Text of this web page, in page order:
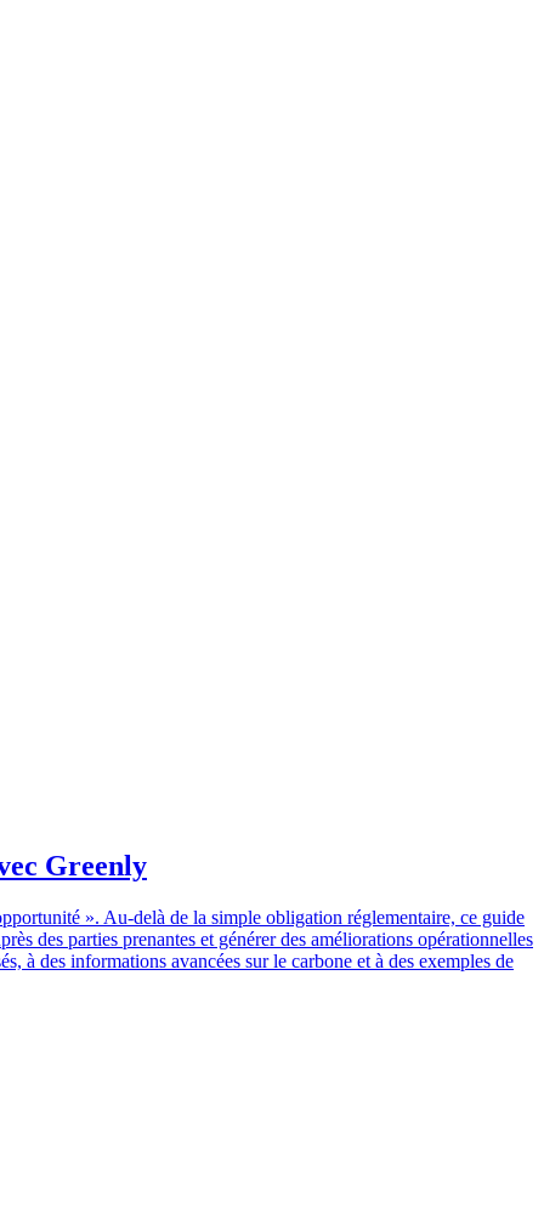
Greenly
». Au-delà de la simple obligation réglementaire, ce guide
des parties prenantes et générer des améliorations opérationnelles
à des informations avancées sur le carbone et à des exemples de